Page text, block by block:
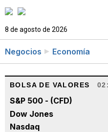
8 de agosto de 2026
Negocios Economía
BOLSA DE VALORES
S&P 500 - (CFD)
Dow Jones
Nasdaq